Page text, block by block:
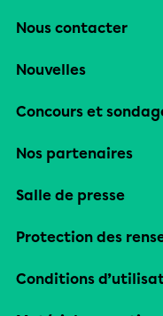
Nous contacter
Nouvelles
Concours et
Nos partenaires
Salle de presse
Protection des
Conditions